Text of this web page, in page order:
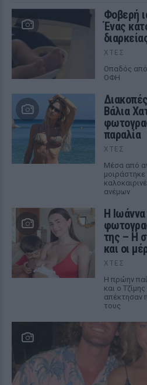
Φοβερή
Ένας
ΧΤΕΣ
Οπαδός από
ΟΦΗ
Βάλια
παραλία
ΧΤΕΣ
Μέσα από
μοιράστηκε
ανέμων
H
της – Η
και οι
ΧΤΕΣ
Η πρώην
και ο
απέκτησαν
τους